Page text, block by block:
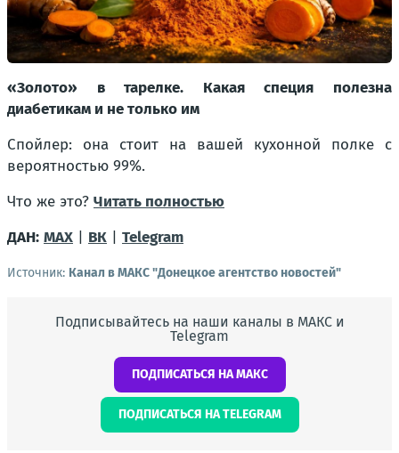
«Золото» в тарелке. Какая специя полезна
диабетикам и не только им
Спойлер: она стоит на вашей кухонной полке с
вероятностью 99%.
Что же это? Читать полностью
ДАН: MAX ВК Telegram
Источник: Канал в МАКС "Донецкое агентство новостей"
Подписывайтесь на наши каналы в МАКС и
Telegram
ПОДПИСАТЬСЯ НА МАКС
ПОДПИСАТЬСЯ НА TELEGRAM